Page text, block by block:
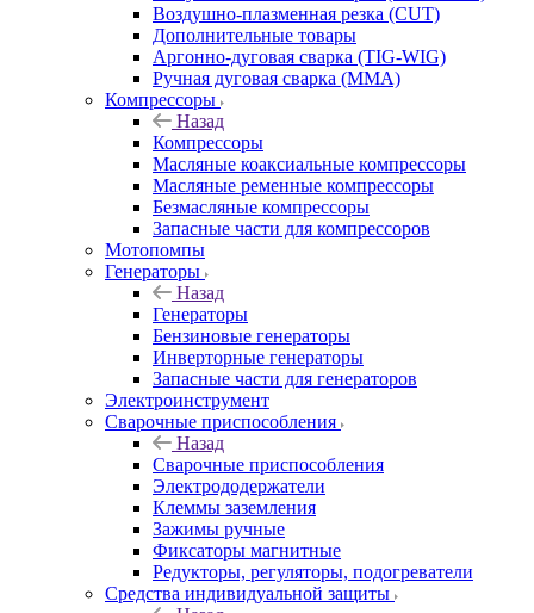
Воздушно-плазменная резка (CUT)
Дополнительные товары
Аргонно-дуговая сварка (TIG-WIG)
Ручная дуговая сварка (MMA)
Компрессоры
Назад
Компрессоры
Масляные коаксиальные компрессоры
Масляные ременные компрессоры
Безмасляные компрессоры
Запасные части для компрессоров
Мотопомпы
Генераторы
Назад
Генераторы
Бензиновые генераторы
Инверторные генераторы
Запасные части для генераторов
Электроинструмент
Сварочные приспособления
Назад
Сварочные приспособления
Электрододержатели
Клеммы заземления
Зажимы ручные
Фиксаторы магнитные
Редукторы, регуляторы, подогреватели
Средства индивидуальной защиты